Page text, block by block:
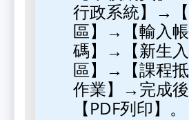
行政系統】→
區】→【輸入
碼】→【新生
區】→【課程
作業】→完成
【PDF列印】。